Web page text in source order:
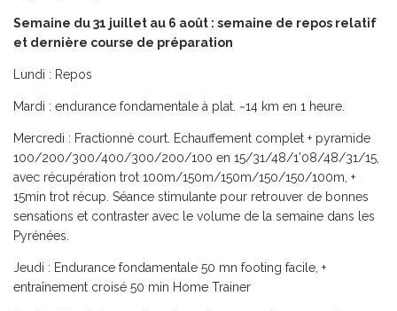
Semaine du 31 juillet au 6 août : semaine de repos relatif
et dernière course de préparation
Lundi : Repos
Mardi : endurance fondamentale à plat. ~14 km en 1 heure.
Mercredi : Fractionné court. Echauffement complet + pyramide
100/200/300/400/300/200/100 en 15/31/48/1’08/48/31/15,
avec récupération trot 100m/150m/150m/150/150/100m, +
15min trot récup. Séance stimulante pour retrouver de bonnes
sensations et contraster avec le volume de la semaine dans les
Pyrénées.
Jeudi : Endurance fondamentale 50 mn footing facile, +
entraînement croisé 50 min Home Trainer